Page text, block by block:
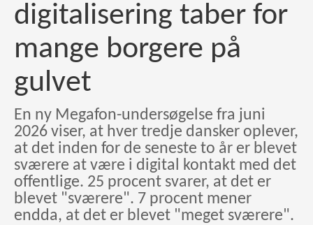
digitalisering taber for
mange borgere på
gulvet
En ny Megafon-undersøgelse fra juni
2026 viser, at hver tredje dansker oplever,
at det inden for de seneste to år er blevet
sværere at være i digital kontakt med det
offentlige. 25 procent svarer, at det er
blevet "sværere". 7 procent mener
endda, at det er blevet "meget sværere".